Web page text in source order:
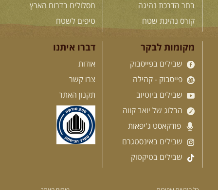
12-13.08.2026 רביעי-חמישי
בלדה בין כוכבים במכתש רמון-
למגוון רכבי שטח
השמיים יהיו נקיים, הכוכבים ...
14.08.2026 שישי- מעיינות
ואתגרים בצפון הרמה
מסלול חדש בצפון רמת הגולן בהובלת
[המשך]
בחר הדרכת נהיגה
קורס נהיגת שטח
מסלולים בדרום הארץ
טיפים לשטח
מקומות לבקר
שבילים בפייסבוק
פייסבוק - קהילה
שבילים ביוטיוב
הבלוג של יואב קווה
פודקאסט ג'יפאות
שבילים באינסטגרם
שבילים בטיקטוק
דברו איתנו
אודות
צרו קשר
תקנון האתר